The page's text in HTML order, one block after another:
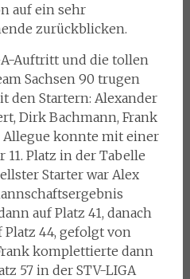
auf ein sehr
zurückblicken.
Auftritt und die tollen
Sachsen 90 trugen
den Startern: Alexander
Dirk Bachmann, Frank
Allegue konnte mit einer
11. Platz in der Tabelle
Starter war Alex
auf Platz 41, danach
44, gefolgt von
komplettierte dann
57 in der STV-LIGA